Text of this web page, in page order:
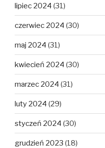
lipiec 2024 (31)
czerwiec 2024 (30)
maj 2024 (31)
kwiecień 2024 (30)
marzec 2024 (31)
luty 2024 (29)
styczeń 2024 (30)
grudzień 2023 (18)